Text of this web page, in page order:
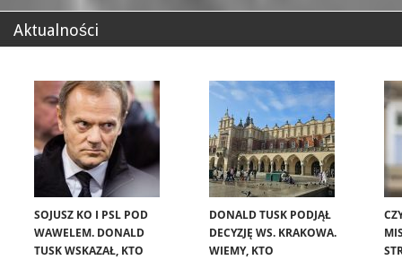
Aktualności
SOJUSZ KO I PSL POD
WAWELEM. DONALD
TUSK WSKAZAŁ, KTO
DONALD TUSK PODJĄŁ
DECYZJĘ WS. KRAKOWA.
WIEMY, KTO